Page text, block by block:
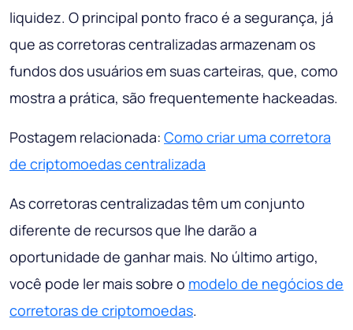
liquidez. O principal ponto fraco é a segurança, já
que as corretoras centralizadas armazenam os
fundos dos usuários em suas carteiras, que, como
mostra a prática, são frequentemente hackeadas.
Postagem relacionada: Como criar uma corretora
de criptomoedas centralizada
As corretoras centralizadas têm um conjunto
diferente de recursos que lhe darão a
oportunidade de ganhar mais. No último artigo,
você pode ler mais sobre o modelo de negócios de
corretoras de criptomoedas.